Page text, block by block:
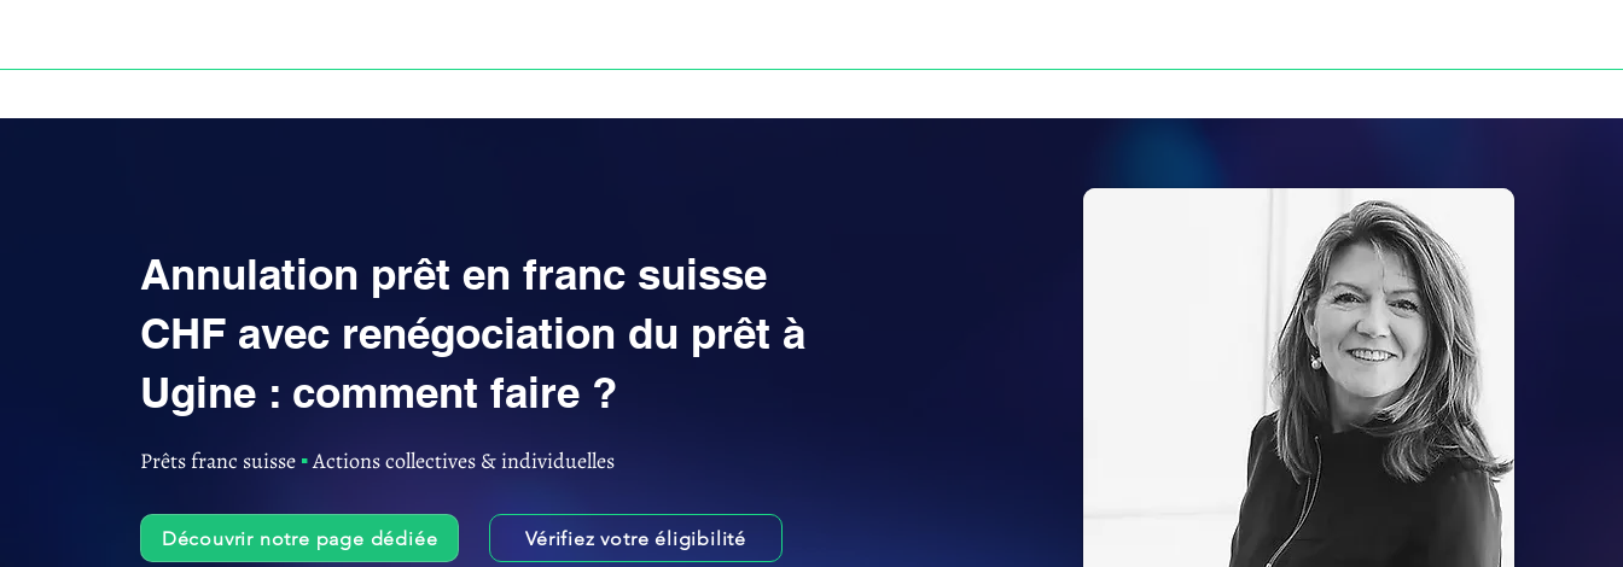
Annulation prêt en franc suisse
CHF avec renégociation du prêt à
Ugine : comment faire ?
Prêts franc suisse ▪︎Actions collectives & individuelles
Découvrir notre page dédiée Vérifiez votre éligibilité